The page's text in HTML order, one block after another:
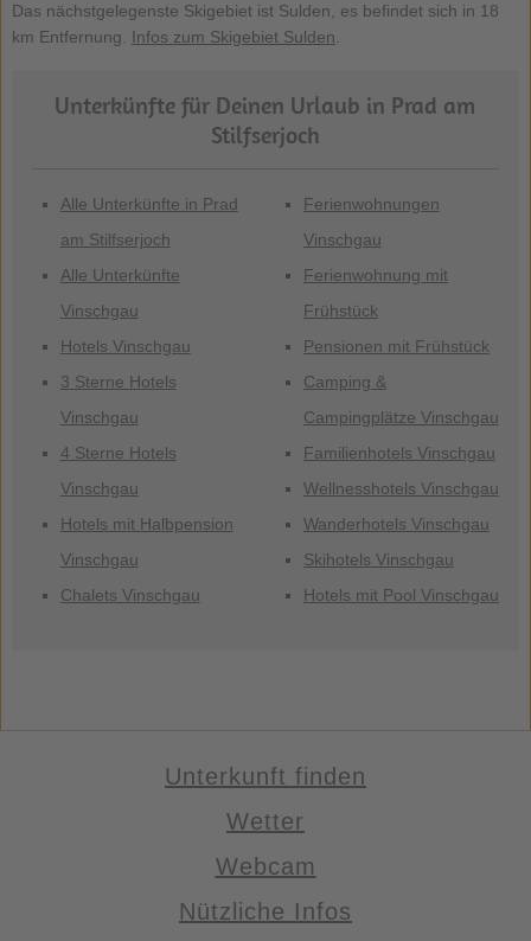
Das nächstgelegenste Skigebiet ist Sulden, es befindet sich in 18
km Entfernung. Infos zum Skigebiet Sulden
Unterkünfte für Deinen Urlaub in Prad am
Stilfserjoch
Alle Unterkünfte in Prad
am Stilfserjoch
Alle Unterkünfte
Vinschgau
Hotels Vinschgau
3 Sterne Hotels
Vinschgau
4 Sterne Hotels
Vinschgau
Hotels mit Halbpension
Vinschgau
Chalets Vinschgau
Ferienwohnungen
Vinschgau
Ferienwohnung mit
Frühstück
Pensionen mit Frühstück
Camping &
Campingplätze Vinschgau
Familienhotels Vinschgau
Wellnesshotels Vinschgau
Wanderhotels Vinschgau
Skihotels Vinschgau
Hotels mit Pool Vinschgau
Unterkunft finden
Wetter
Webcam
Nützliche Infos